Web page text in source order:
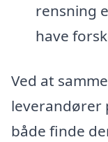
rensning
have
Ved at
leverandører
både finde